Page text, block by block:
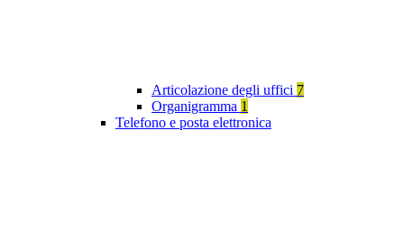
Articolazione degli uffici 7
Organigramma 1
Telefono e posta elettronica